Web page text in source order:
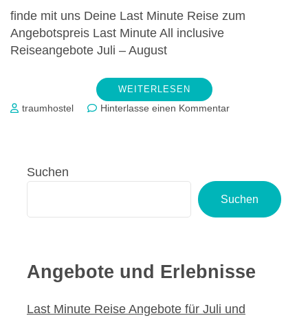
finde mit uns Deine Last Minute Reise zum
Angebotspreis Last Minute All inclusive
Reiseangebote Juli – August
WEITERLESEN
traumhostel Hinterlasse einen Kommentarzu
für
Juli
Suchen
Suchen
Angebote und Erlebnisse
Last Minute Reise Angebote für Juli und